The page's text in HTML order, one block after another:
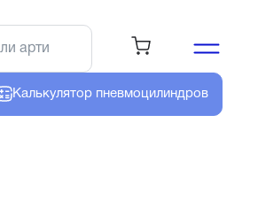
Калькулятор пневмоцилиндров